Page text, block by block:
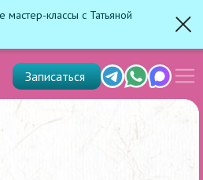
классы с Татьяной
TelegramWhats'app
Max
Записаться
меню